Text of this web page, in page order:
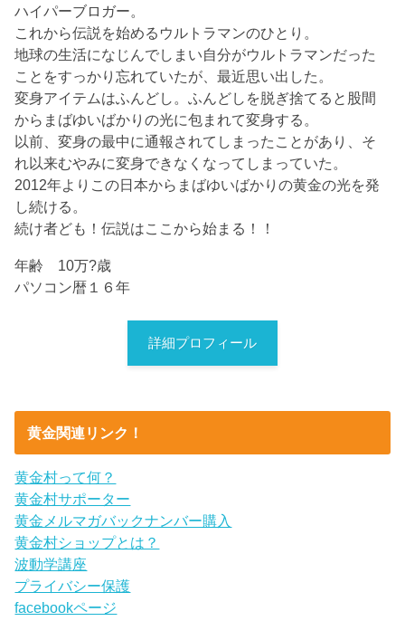
ハイパーブロガー。
これから伝説を始めるウルトラマンのひとり。
地球の生活になじんでしまい自分がウルトラマンだった
ことをすっかり忘れていたが、最近思い出した。
変身アイテムはふんどし。ふんどしを脱ぎ捨てると股間
からまばゆいばかりの光に包まれて変身する。
以前、変身の最中に通報されてしまったことがあり、そ
れ以来むやみに変身できなくなってしまっていた。
2012年よりこの日本からまばゆいばかりの黄金の光を発
し続ける。
続け者ども！伝説はここから始まる！！
年齢 10万?歳
パソコン暦１６年
詳細プロフィール
黄金関連リンク！
黄金村って何？
黄金村サポーター
黄金メルマガバックナンバー購入
黄金村ショップとは？
波動学講座
プライバシー保護
facebookページ